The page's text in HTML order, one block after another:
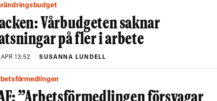
Vårbudgeten saknar
på fler i arbete
APR 13:52 SUSANNA LUNDELL